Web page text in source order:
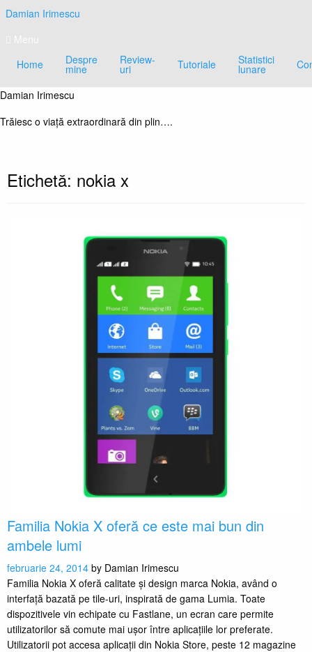
Skip
to
content
Damian Irimescu
Menu
Home
Despre
mine
Review-
uri Tutoriale Statistici
lunare
Damian Irimescu
Trăiesc o viață extraordinară din plin….
Etichetă: nokia x
Familia Nokia X oferă ce este mai bun din
ambele lumi
februarie 24, 2014 by Damian Irimescu
Familia Nokia X oferă calitate şi design marca Nokia, având o
interfaţă bazată pe tile-uri, inspirată de gama Lumia. Toate
dispozitivele vin echipate cu Fastlane, un ecran care permite
utilizatorilor să comute mai uşor între aplicaţiile lor preferate.
Utilizatorii pot accesa aplicaţii din Nokia Store, peste 12 magazine